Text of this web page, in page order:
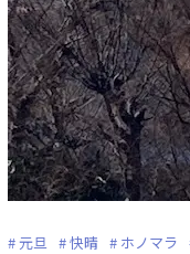
元旦 快晴 ホノマラ